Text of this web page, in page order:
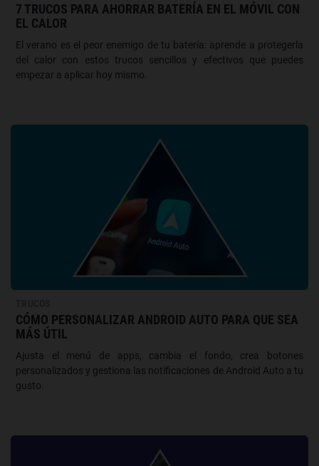
7 TRUCOS PARA AHORRAR BATERÍA EN EL MÓVIL CON
EL CALOR
El verano es el peor enemigo de tu batería: aprende a protegerla
del calor con estos trucos sencillos y efectivos que puedes
empezar a aplicar hoy mismo.
CÓMO PERSONALIZAR ANDROID AUTO PARA QUE SEA
MÁS ÚTIL
Ajusta el menú de apps, cambia el fondo, crea botones
personalizados y gestiona las notificaciones de Android Auto a tu
gusto.